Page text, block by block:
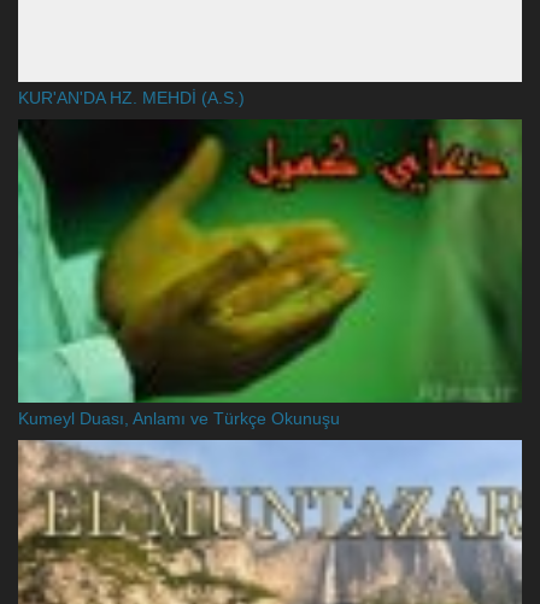
KUR'AN'DA HZ. MEHDİ (A.S.)
Kumeyl Duası, Anlamı ve Türkçe Okunuşu